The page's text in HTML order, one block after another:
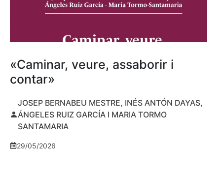
«Caminar, veure, assaborir i
contar»
JOSEP BERNABEU MESTRE, INÉS ANTÓN DAYAS,
ÁNGELES RUIZ GARCÍA I MARIA TORMO
SANTAMARIA
29/05/2026